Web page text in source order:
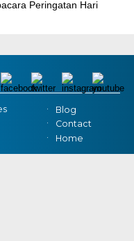
Peringatan Hari
Blog
Contact
Home